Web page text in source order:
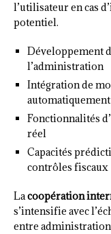
l’utilisateur en cas
potentiel.
Développement
l’administration
Intégration de
Fonctionnalités
réel
Capacités
contrôles fiscaux
Lacoopération
s’intensifie avec
entre